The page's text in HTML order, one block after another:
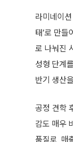
라미네이
태’로 만
로 나눠진
성형 단계
반기 생산
공정 견학
감도 매우
품질로, 매